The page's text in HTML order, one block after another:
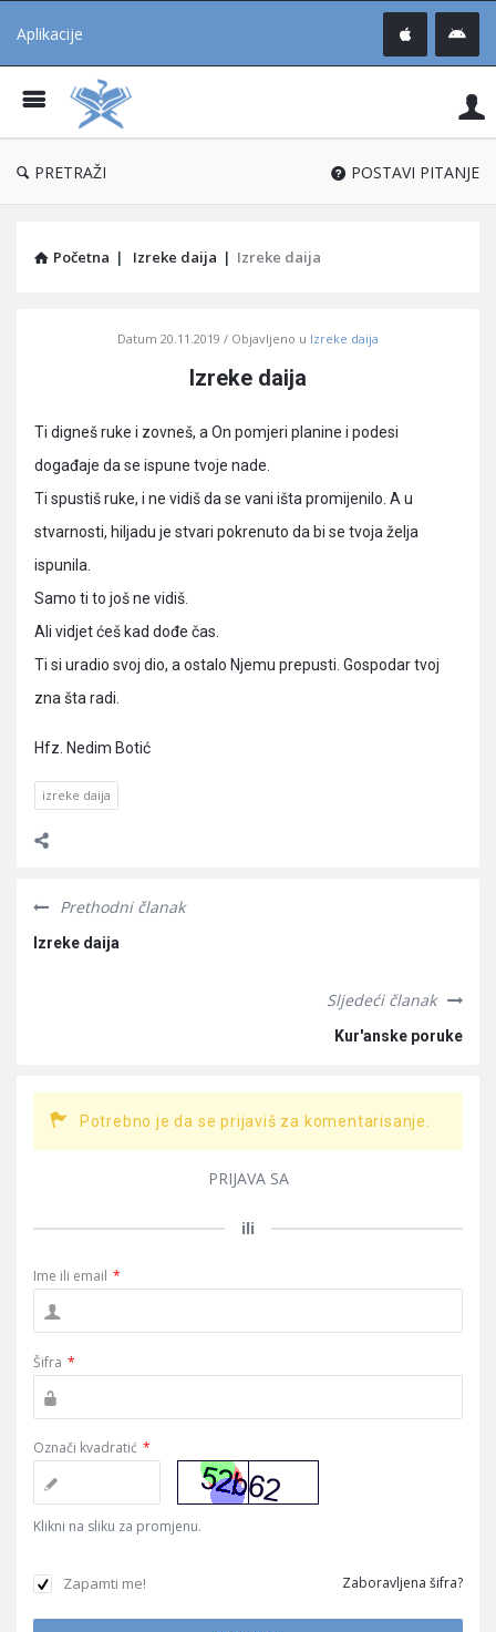
Aplikacije
®
PRETRAŽI POSTAVI PITANJE
Početna | Izreke daija | Izreke daija
Latest
Articles
Datum 20.11.2019 Objavljeno u Izreke daija
Izreke daija
Ti digneš ruke i zovneš, a On pomjeri planine i podesi
događaje da se ispune tvoje nade.
Ti spustiš ruke, i ne vidiš da se vani išta promijenilo. A u
stvarnosti, hiljadu je stvari pokrenuto da bi se tvoja želja
ispunila.
Samo ti to još ne vidiš.
Ali vidjet ćeš kad dođe čas.
Ti si uradio svoj dio, a ostalo Njemu prepusti. Gospodar tvoj
zna šta radi.
Hfz. Nedim Botić
izreke daija
Prethodni članak
Izreke daija
Sljedeći članak
Kur'anske poruke
Potrebno je da se prijaviš za komentarisanje.
PRIJAVA SA
ili
Ime ili email *
Šifra *
Označi kvadratić *
Klikni na sliku za promjenu.
Zapamti me! Zaboravljena šifra?